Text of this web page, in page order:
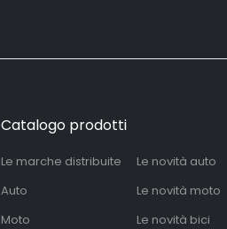
Catalogo prodotti
Le marche distribuite
Auto
Moto
Le novità auto
Le novità moto
Le novità bici